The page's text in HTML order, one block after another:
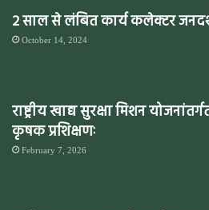
2 साल से लंबित कार्य कलेक्टर
October 14, 2024
राष्ट्रीय खाद्य सुरक्षा मिशन
कृषक प्रशिक्षणः
February 7, 2026